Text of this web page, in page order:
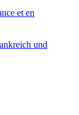
et en
und